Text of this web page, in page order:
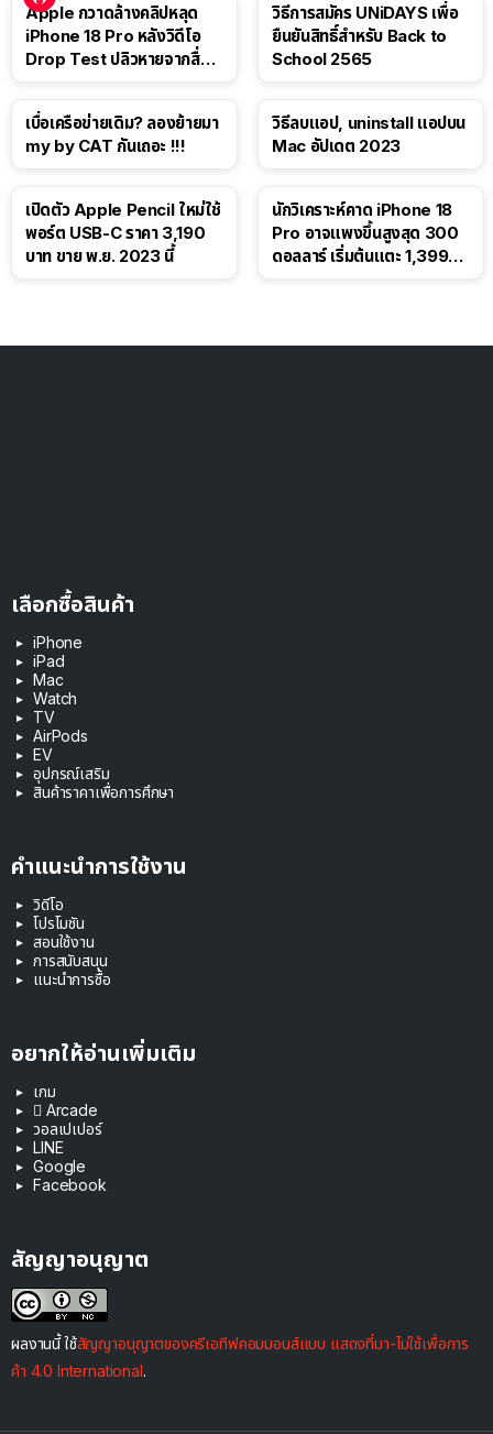
Apple กวาดล้างคลิปหลุด
iPhone 18 Pro หลังวิดีโอ
Drop Test ปลิวหายจากสื่อ
วิธีการสมัคร UNiDAYS เพื่อ
ยืนยันสิทธิ์สำหรับ Back to
School 2565
เบื่อเครือข่ายเดิม? ลองย้ายมา
my by CAT กันเถอะ !!!
วิธีลบแอป, uninstall แอปบน
Mac อัปเดต 2023
เปิดตัว Apple Pencil ใหม่ใช้
พอร์ต USB-C ราคา 3,190
บาท ขาย พ.ย. 2023 นี้
นักวิเคราะห์คาด iPhone 18
Pro อาจแพงขึ้นสูงสุด 300
ดอลลาร์ เริ่มต้นแตะ 1,399
เลือกซื้อสินค้า
iPhone
iPad
Mac
Watch
TV
AirPods
EV
อุปกรณ์เสริม
สินค้าราคาเพื่อการศึกษา
คำแนะนำการใช้งาน
วิดีโอ
โปรโมชัน
สอนใช้งาน
การสนับสนุน
แนะนำการซื้อ
อยากให้อ่านเพิ่มเติม
เกม
 Arcade
วอลเปเปอร์
LINE
Google
Facebook
สัญญาอนุญาต
ผลงานนี้ ใช้สัญญาอนุญาตของครีเอทีฟคอมมอนส์แบบ แสดงที่มา-ไม่ใช้เพื่อการ
ค้า 4.0 International.